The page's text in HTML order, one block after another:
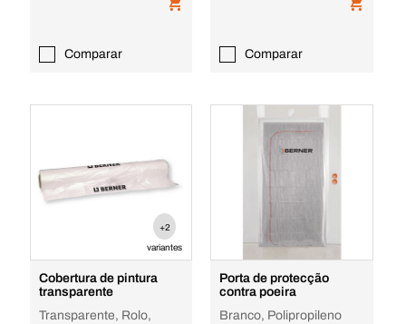
Comparar Comparar
+2
variantes
Cobertura de pintura
transparente
Transparente, Rolo,
Porta de protecção
contra poeira
Branco, Polipropileno